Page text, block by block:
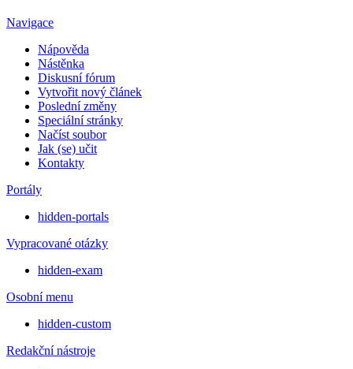
Navigace
Nápověda
Nástěnka
Diskusní fórum
Vytvořit nový článek
Poslední změny
Speciální stránky
Načíst soubor
Jak (se) učit
Kontakty
Portály
hidden-portals
Vypracované otázky
hidden-exam
Osobní menu
hidden-custom
Redakční nástroje